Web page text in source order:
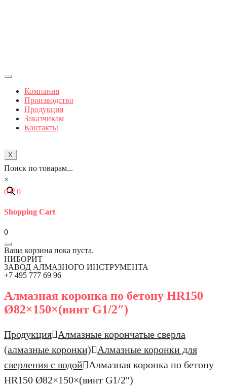
Компания
Производство
Продукция
Заказчикам
Контакты
X
Поиск по товарам...
×
0₽ 0
Shopping Cart
0
Ваша корзина пока пуста.
НИБОРИТ
ЗАВОД АЛМАЗНОГО ИНСТРУМЕНТА
+7 495 777 69 96
Алмазная коронка по бетону HR150
Ø82×150×(винт G1/2″)
Продукция
Алмазные корончатые сверла
(алмазные коронки)
Алмазные коронки для
сверления с водой
Алмазная коронка по бетону
HR150 Ø82×150×(винт G1/2″)